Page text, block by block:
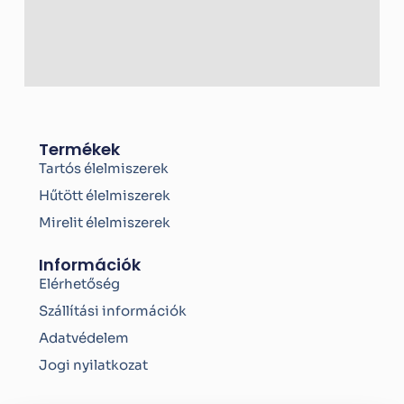
Termékek
Tartós élelmiszerek
Hűtött élelmiszerek
Mirelit élelmiszerek
Információk
Elérhetőség
Szállítási információk
Adatvédelem
Jogi nyilatkozat